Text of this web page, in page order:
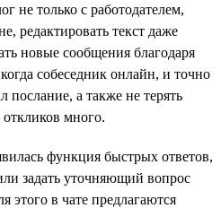
не только с работодателем,
редактировать текст даже
новые сообщения благодаря
собеседник онлайн, и точно
послание, а также не терять
много.
функция быстрых ответов,
задать уточняющий вопрос
в чате предлагаются